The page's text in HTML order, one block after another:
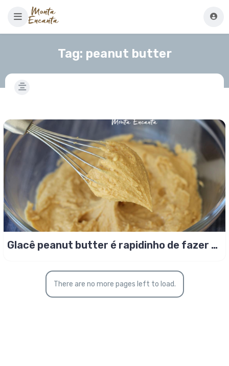
Tag: peanut butter
Glacê peanut butter é rapidinho de fazer e
There are no more pages left to load.